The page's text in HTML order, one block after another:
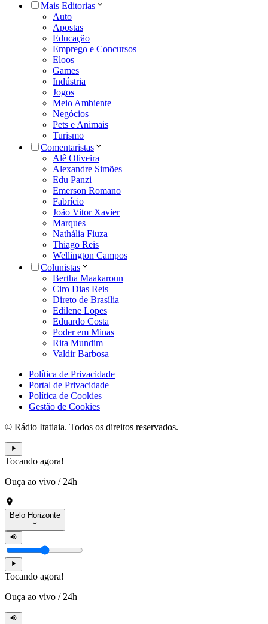
Mais Editorias
Auto
Apostas
Educação
Emprego e Concursos
Eloos
Games
Indústria
Jogos
Meio Ambiente
Negócios
Pets e Animais
Turismo
Comentaristas
Alê Oliveira
Alexandre Simões
Edu Panzi
Emerson Romano
Fabrício
João Vitor Xavier
Marques
Nathália Fiuza
Thiago Reis
Wellington Campos
Colunistas
Bertha Maakaroun
Ciro Dias Reis
Direto de Brasília
Edilene Lopes
Eduardo Costa
Poder em Minas
Rita Mundim
Valdir Barbosa
Política de Privacidade
Portal de Privacidade
Política de Cookies
Gestão de Cookies
© Rádio Itatiaia. Todos os direitos reservados.
Tocando agora!
Ouça ao vivo / 24h
Belo Horizonte
Tocando agora!
Ouça ao vivo / 24h